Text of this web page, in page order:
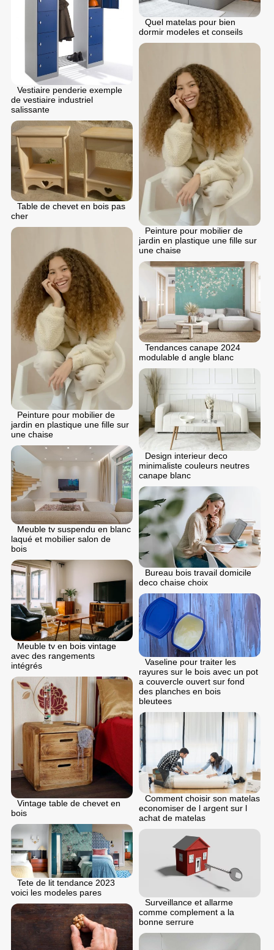
Quel matelas pour bien
dormir modeles et conseils
Vestiaire penderie exemple
de vestiaire industriel
salissante
Peinture pour mobilier de
jardin en plastique une fille sur
une chaise
Table de chevet en bois pas
cher
Peinture pour mobilier de
jardin en plastique une fille sur
une chaise
Tendances canape 2024
modulable d angle blanc
Design interieur deco
minimaliste couleurs neutres
canape blanc
Meuble tv suspendu en blanc
laqué et mobilier salon de
bois
Bureau bois travail domicile
deco chaise choix
Meuble tv en bois vintage
avec des rangements
intégrés
Vaseline pour traiter les
rayures sur le bois avec un pot
a couvercle ouvert sur fond
des planches en bois
bleutees
Vintage table de chevet en
bois
Comment choisir son matelas
economiser de l argent sur l
achat de matelas
Tete de lit tendance 2023
voici les modeles pares
Surveillance et allarme
comme complement a la
bonne serrure